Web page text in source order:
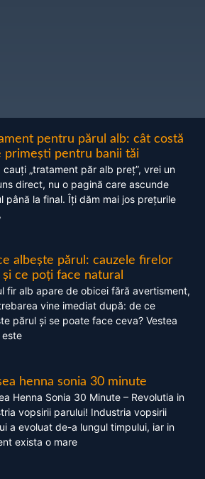
pentru părul alb: cât costă
primești pentru banii tăi
cauți „tratament păr alb preț”, vrei un
direct, nu o pagină care ascunde
până la final. Îți dăm mai jos prețurile
albește părul: cauzele firelor
și ce poți face natural
fir alb apare de obicei fără avertisment,
vine imediat după: de ce
părul și se poate face ceva? Vestea
este
henna sonia 30 minute
Henna Sonia 30 Minute – Revolutia in
vopsirii parului! Industria vopsirii
a evoluat de-a lungul timpului, iar in
exista o mare